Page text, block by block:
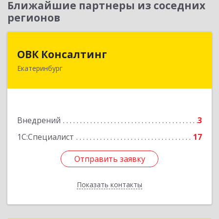
Ближайшие партнеры из соседних
регионов
ОВК Консалтинг
Екатеринбург
Внедрений
3
1С:Специалист
17
Отправить заявку
Показать контакты
620061, Свердловская обл, Екатеринбург г, Алая
Отправить заявку
Назад